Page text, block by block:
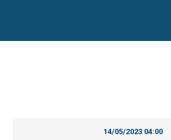
14/05/2023 04:00